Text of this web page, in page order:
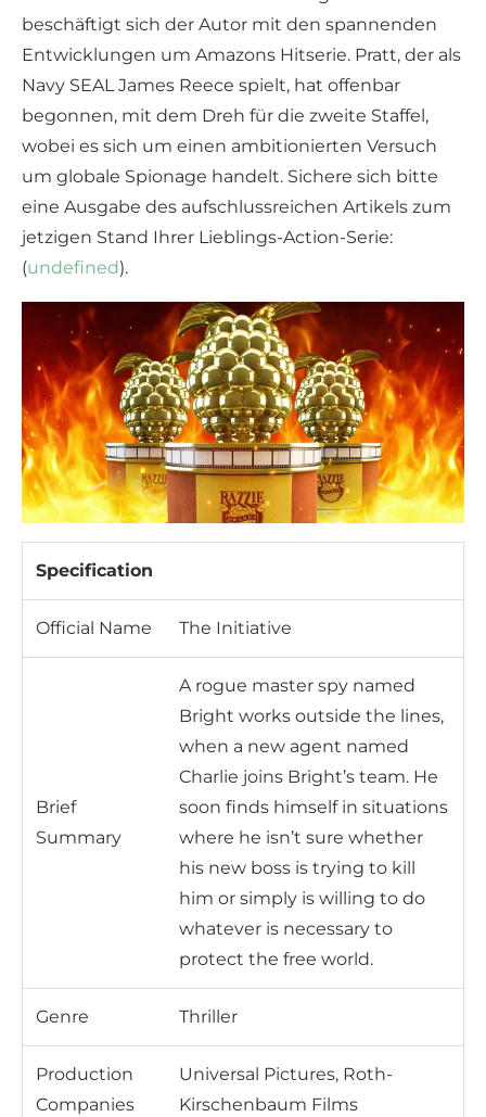
beschäftigt sich der Autor mit den spannenden
Entwicklungen um Amazons Hitserie. Pratt, der als
Navy SEAL James Reece spielt, hat offenbar
begonnen, mit dem Dreh für die zweite Staffel,
wobei es sich um einen ambitionierten Versuch
um globale Spionage handelt. Sichere sich bitte
eine Ausgabe des aufschlussreichen Artikels zum
jetzigen Stand Ihrer Lieblings-Action-Serie:
(undefined).
Specification
Official Name The Initiative
Brief
Summary
A rogue master spy named
Bright works outside the lines,
when a new agent named
Charlie joins Bright’s team. He
soon finds himself in situations
where he isn’t sure whether
his new boss is trying to kill
him or simply is willing to do
whatever is necessary to
protect the free world.
Genre Thriller
Production
Companies
Universal Pictures, Roth-
Kirschenbaum Films